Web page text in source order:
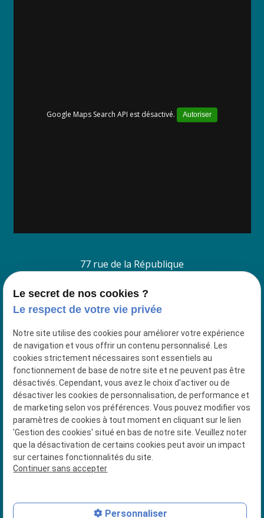
Google Maps Search API est désactivé. Autoriser
77 rue de la République
4 Place du Jeu de Paume
38200 VIENNE
04 74 56 92 91
Siret : 53018337500027
Plan du site
Mentions légales
Politique de confidentialité
Le secret de nos cookies ?
Le respect de votre vie privée
Notre site utilise des cookies pour améliorer votre expérience
de navigation et vous offrir un contenu personnalisé. Les
cookies strictement nécessaires sont essentiels au
fonctionnement de base de notre site et ne peuvent pas être
désactivés. Cependant, vous avez le choix d'activer ou de
désactiver les cookies de personnalisation, de performance et
de marketing selon vos préférences. Vous pouvez modifier vos
paramètres de cookies à tout moment en cliquant sur le lien
'Gestion des cookies' situé en bas de notre site. Veuillez noter
que la désactivation de certains cookies peut avoir un impact
sur certaines fonctionnalités du site.
Continuer sans accepter
Personnaliser